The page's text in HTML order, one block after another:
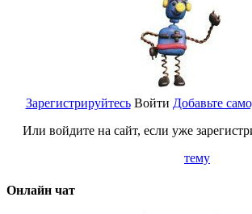
Зарегистрируйтесь
Или войдите на сайт, если уже
Войти Добавьте
тему
Онлайн чат